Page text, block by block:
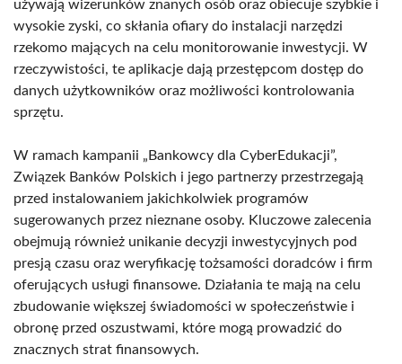
używają wizerunków znanych osób oraz obiecuje szybkie i
wysokie zyski, co skłania ofiary do instalacji narzędzi
rzekomo mających na celu monitorowanie inwestycji. W
rzeczywistości, te aplikacje dają przestępcom dostęp do
danych użytkowników oraz możliwości kontrolowania
sprzętu.
W ramach kampanii „Bankowcy dla CyberEdukacji”,
Związek Banków Polskich i jego partnerzy przestrzegają
przed instalowaniem jakichkolwiek programów
sugerowanych przez nieznane osoby. Kluczowe zalecenia
obejmują również unikanie decyzji inwestycyjnych pod
presją czasu oraz weryfikację tożsamości doradców i firm
oferujących usługi finansowe. Działania te mają na celu
zbudowanie większej świadomości w społeczeństwie i
obronę przed oszustwami, które mogą prowadzić do
znacznych strat finansowych.